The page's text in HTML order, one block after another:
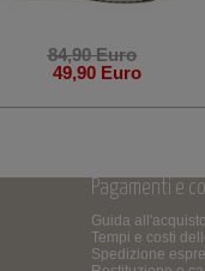
84,90 Euro
49,90 Euro
Pagamenti e
Guida all'acquisto
Tempi e costi
Spedizione